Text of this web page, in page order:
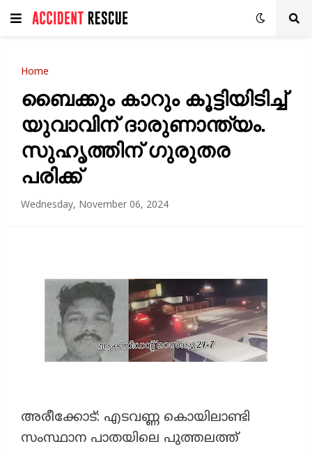
Home
ബൈക്കും കാറും കൂട്ടിയിടിച്ച്
യുവാവിന് ദാരുണാന്ത്യം.
സുഹൃത്തിന് ഗുരുതര
പരിക്ക്
Wednesday, November 06, 2024
അരീക്കോട്: എടവണ്ണ കൊയിലാണ്ടി
സംസ്ഥാന പാതയിലെ പുത്തലത്ത്